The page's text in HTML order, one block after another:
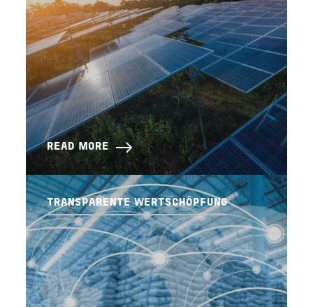
READ MORE
TRANSPARENTE WERTSCHÖPFUNG